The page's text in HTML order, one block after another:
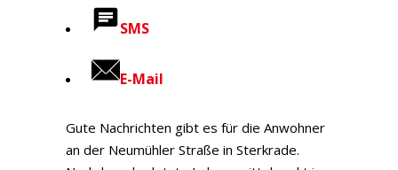
SMS
E-Mail
Gute Nachrichten gibt es für die Anwohner
an der Neumühler Straße in Sterkrade.